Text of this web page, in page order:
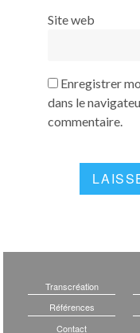
Site web
Enregistrer
dans le
commentaire.
Transcréation
Références
Contact